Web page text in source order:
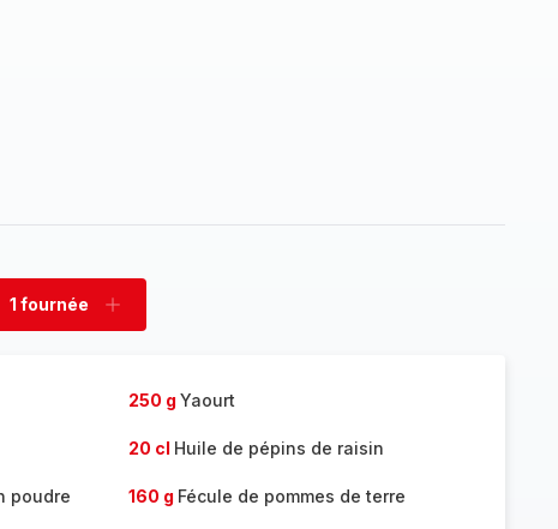
1 fournée
Ajouter
250 g Yaourt
20 cl Huile de pépins de raisin
poudre 160 g Fécule de pommes de terre